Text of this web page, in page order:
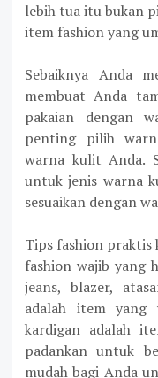
lebih tua itu bukan
item fashion yang
Sebaiknya Anda
membuat Anda
pakaian dengan
penting pilih
warna kulit Anda.
untuk jenis warna
sesuaikan dengan
Tips fashion praktis
fashion wajib yang
jeans, blazer,
adalah item yang
kardigan adalah
padankan untuk
mudah bagi Anda